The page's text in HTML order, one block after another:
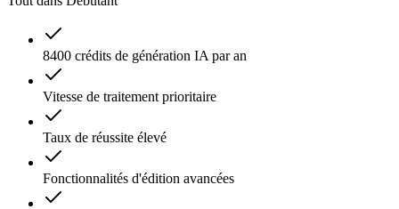
8400 crédits de génération IA par an
Vitesse de traitement prioritaire
Taux de réussite élevé
Fonctionnalités d'édition avancées